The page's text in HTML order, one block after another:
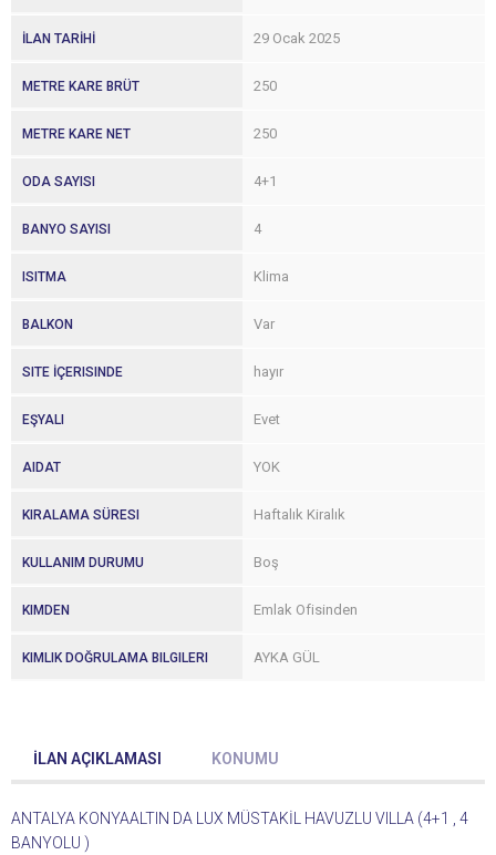
İLAN TARİHİ 29 Ocak 2025
METRE KARE BRÜT 250
METRE KARE NET 250
ODA SAYISI 4+1
BANYO SAYISI 4
ISITMA Klima
BALKON Var
SITE İÇERISINDE hayır
EŞYALI Evet
AIDAT YOK
KIRALAMA SÜRESI Haftalık Kiralık
KULLANIM DURUMU Boş
KIMDEN Emlak Ofisinden
KIMLIK DOĞRULAMA BILGILERI AYKA GÜL
İLAN AÇIKLAMASI KONUMU
ANTALYA KONYAALTIN DA LUX MÜSTAKİL HAVUZLU VILLA (4+1 , 4
BANYOLU )